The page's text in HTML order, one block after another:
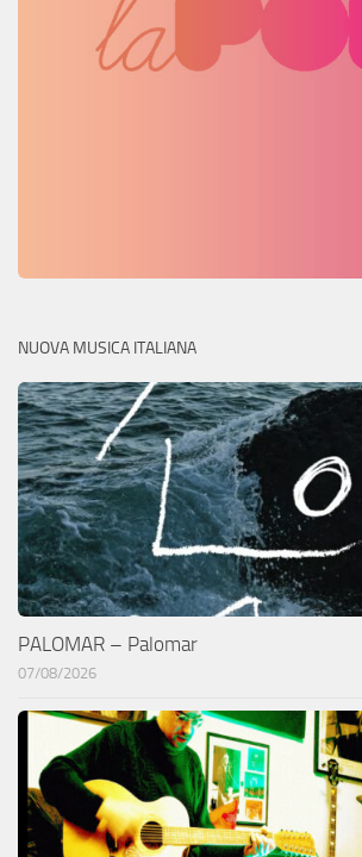
NUOVA MUSICA ITALIANA
PALOMAR – Palomar
07/08/2026